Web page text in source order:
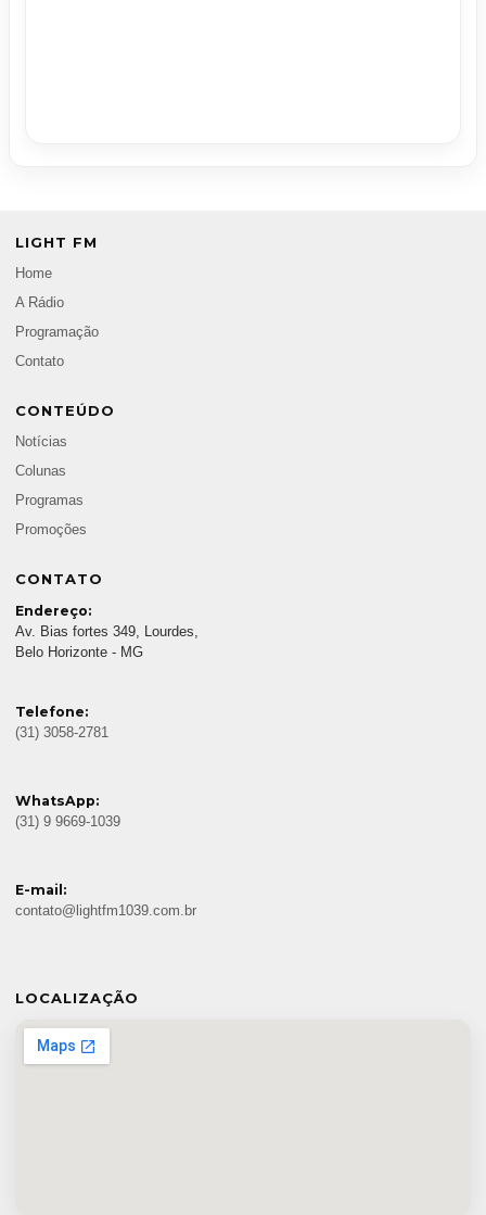
LIGHT FM
Home
A Rádio
Programação
Contato
CONTEÚDO
Notícias
Colunas
Programas
Promoções
CONTATO
Endereço:
Av. Bias fortes 349, Lourdes,
Belo Horizonte - MG
Telefone:
(31) 3058-2781
WhatsApp:
(31) 9 9669-1039
E-mail:
contato@lightfm1039.com.br
LOCALIZAÇÃO